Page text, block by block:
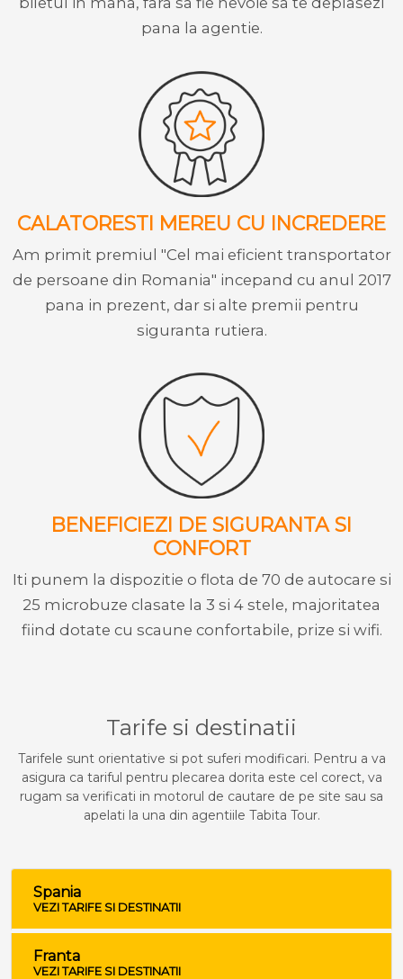
pana la agentie.
CALATORESTI MEREU CU INCREDERE
Am primit premiul "Cel mai eficient transportator
de persoane din Romania" incepand cu anul 2017
pana in prezent, dar si alte premii pentru
siguranta rutiera.
BENEFICIEZI DE SIGURANTA SI
CONFORT
Iti punem la dispozitie o flota de 70 de autocare si
25 microbuze clasate la 3 si 4 stele, majoritatea
fiind dotate cu scaune confortabile, prize si wifi.
Tarife si destinatii
Tarifele sunt orientative si pot suferi modificari. Pentru a va
asigura ca tariful pentru plecarea dorita este cel corect, va
rugam sa verificati in motorul de cautare de pe site sau sa
apelati la una din agentiile Tabita Tour.
Spania
VEZI TARIFE SI DESTINATII
Franta
VEZI TARIFE SI DESTINATII